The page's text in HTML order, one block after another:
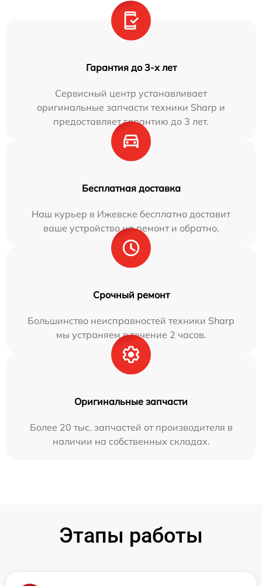
Гарантия до 3-х лет
Сервисный центр устанавливает
оригинальные запчасти техники Sharp и
предоставляет гарантию до 3 лет.
Бесплатная доставка
Наш курьер в Ижевске бесплатно доставит
ваше устройство на ремонт и обратно.
Срочный ремонт
Большинство неисправностей техники Sharp
мы устраняем в течение 2 часов.
Оригинальные запчасти
Более 20 тыс. запчастей от производителя в
наличии на собственных складах.
Этапы работы